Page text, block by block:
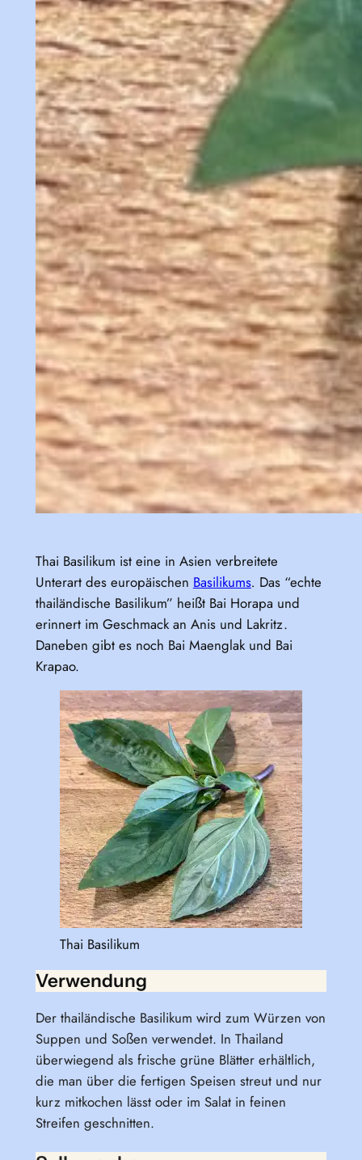
Thai Basilikum ist eine in Asien verbreitete
Unterart des europäischen Basilikums. Das “echte
thailändische Basilikum” heißt Bai Horapa und
erinnert im Geschmack an Anis und Lakritz.
Daneben gibt es noch Bai Maenglak und Bai
Krapao.
Thai Basilikum
Verwendung
Der thailändische Basilikum wird zum Würzen von
Suppen und Soßen verwendet. In Thailand
überwiegend als frische grüne Blätter erhältlich,
die man über die fertigen Speisen streut und nur
kurz mitkochen lässt oder im Salat in feinen
Streifen geschnitten.